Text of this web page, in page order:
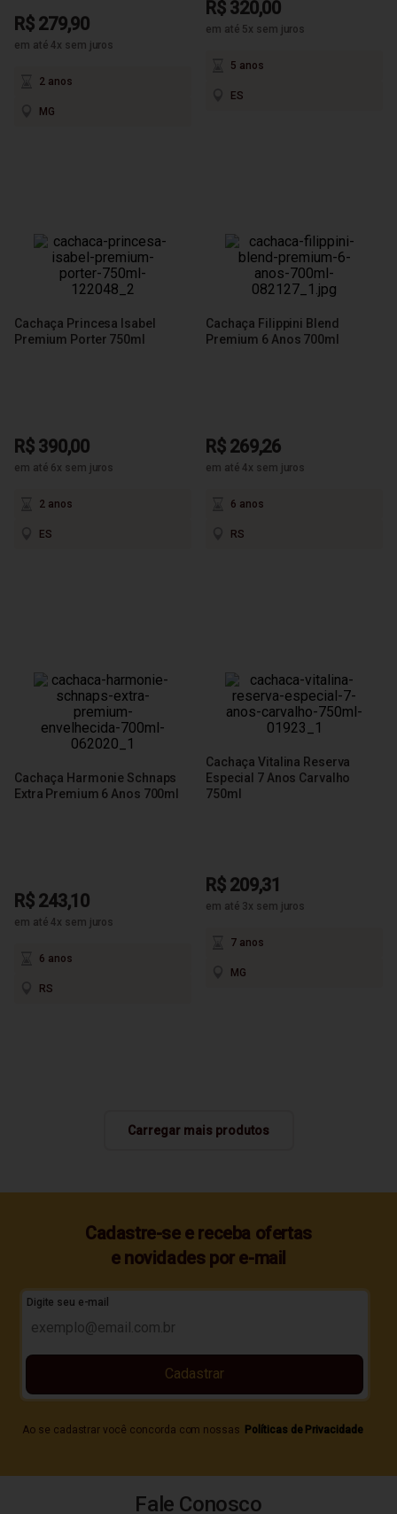
R$ 279,90
em até 4x sem juros
2 anos
MG
R$ 320,00
em até 5x sem juros
5 anos
ES
Cachaça Princesa Isabel
Premium Porter 750ml
R$ 390,00
em até 6x sem juros
2 anos
ES
Cachaça Filippini Blend
Premium 6 Anos 700ml
R$ 269,26
em até 4x sem juros
6 anos
RS
Cachaça Harmonie Schnaps
Extra Premium 6 Anos 700ml
R$ 243,10
em até 4x sem juros
6 anos
RS
Cachaça Vitalina Reserva
Especial 7 Anos Carvalho
750ml
R$ 209,31
em até 3x sem juros
7 anos
MG
Carregar mais produtos
Cadastre-se e receba ofertas
e novidades por e-mail
Digite seu e-mail
Ao se cadastrar você concorda com nossas Políticas de Privacidade
Cadastrar
Fale Conosco